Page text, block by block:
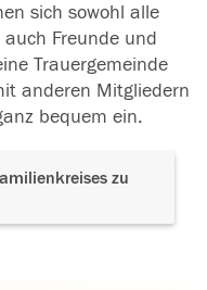
sich sowohl alle
Freunde und
Trauergemeinde
anderen Mitgliedern
bequem ein.
zu